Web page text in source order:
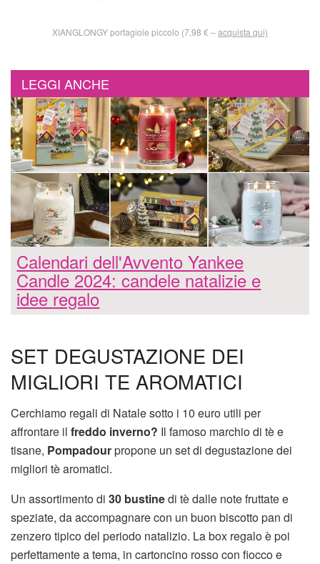
XIANGLONGY portagioie piccolo (7,98 € –acquista qui)
LEGGI ANCHE
Calendari dell'Avvento Yankee
Candle 2024: candele natalizie e
idee regalo
SET DEGUSTAZIONE DEI
MIGLIORI TE AROMATICI
Cerchiamo regali di Natale sotto i 10 euro utili per
affrontare il freddo inverno? Il famoso marchio di tè e
tisane, Pompadourpropone un set di degustazione dei
migliori tè aromatici.
Un assortimento di 30 bustinedi tè dalle note fruttate e
speziate, da accompagnare con un buon biscotto pan di
zenzero tipico del periodo natalizio. La box regalo è poi
perfettamente a tema, in cartoncino rosso con fiocco e